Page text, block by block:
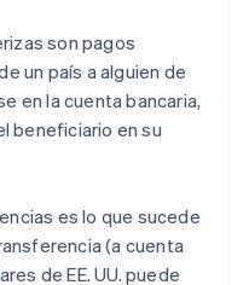
son pagos
un país a alguien de
en la cuenta bancaria,
beneficiario en su
es lo que sucede
(a cuenta
de EE. UU. puede